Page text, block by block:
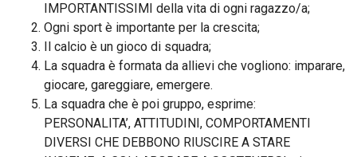
IMPORTANTISSIMI della vita di ogni ragazzo/a;
Ogni sport è importante per la crescita;
Il calcio è un gioco di squadra;
La squadra è formata da allievi che vogliono: imparare,
giocare, gareggiare, emergere.
La squadra che è poi gruppo, esprime:
PERSONALITA’, ATTITUDINI, COMPORTAMENTI
DIVERSI CHE DEBBONO RIUSCIRE A STARE